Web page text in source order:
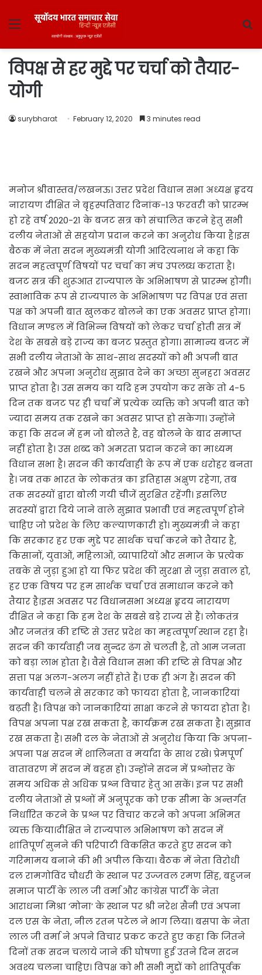
Menu
विपक्ष से हर मुद्दे पर चर्चा को तैयार-
योगी
surybharat February 12, 2020 3 minutes read
मनोज श्रीवास्तव/लखनऊ। उत्तर प्रदेश विधान सभा अध्यक्ष हृदय
नारायण दीक्षित ने बृहस्पतिवार दिनांक-13 फरवरी को प्रारम्भ
हो रहे वर्ष 2020-21 के बजट सत्र को संचालित करने हेतु सभी
दलीय नेताओं से सहयोग प्रदान करने का अनुरोध किया है।इस
बैठक में नेता सदन मुख्यमंत्री योगी आदित्यनाथ ने कहा कि
सदन महत्वपूर्ण विषयों पर चर्चा का मंच उपलब्ध कराता है।
बजट सत्र की शुरूआत राज्यपाल के अभिभाषण से प्रारम्भ होगी।
स्वाभाविक रूप से राज्यपाल के अभिभाषण पर विपक्ष एवं सत्ता
पक्ष को अपनी बात खुलकर बोलने का एक अवसर प्राप्त होगा।
विधान मण्डल में विभिन्न विषयों को लेकर चर्चा होती सत्र में
देश के सबसे बड़े राज्य का बजट प्रस्तुत होगा। सामान्य बजट में
सभी दलीय नेताओं के साथ-साथ सदस्यों को भी अपनी बात
रखने और अपना अनुरोध सुझाव देने का अच्छा सुनहरा अवसर
प्राप्त होता है। उस समय का यदि हम उपयोग कर सके तो 4-5
दिन तक बजट पर ही चर्चा में प्रत्येक व्यक्ति को अपनी बात को
ज्यादा समय तक रखने का अवसर प्राप्त हो सकेगा। उन्होंने
कहा कि सदन में हम जो बोलते है, वह बोलने के बाद समाप्त
नहीं होता है। उस शब्द को अमरता प्रदान करने का माध्यम
विधान सभा है। सदन की कार्यवाही के रूप में एक धरोहर बनता
है। जब तक भारत के लोकतंत्र का इतिहास अक्षुण रहेगा, तब
तक सदस्यों द्वारा बोली गयी चीजें सुरक्षित रहेंगी। इसलिए
सदस्यों द्वारा दिये जाने वाले सुझाव प्रभावी एवं महत्वपूर्ण होने
चाहिए जो प्रदेश के लिए कल्याणकारी हो। मुख्यमंत्री ने कहा
कि सरकार हर एक मुद्दे पर सार्थक चर्चा करने को तैयार है,
किसानों, युवाओं, महिलाओं, व्यापारियों और समाज के प्रत्येक
तबके से जुड़ा हुआ हो या फिर प्रदेश की सुरक्षा से जुड़ा सवाल हो,
हर एक विषय पर हम सार्थक चर्चा एवं समाधान करने कोे
तैयार है।इस अवसर पर विधानसभा अध्यक्ष हृदय नारायण
दीक्षित ने कहा कि हम देश के सबसे बड़े राज्य से हैं। लोकतंत्र
और जनतंत्र की दृष्टि से उत्तर प्रदेश का महत्वपूर्ण स्थान रहा है।
सदन की कार्यवाही जब सुन्दर ढंग से चलती है, तो आम जनता
को बड़ा लाभ होता है। वैसे विधान सभा की दृष्टि से विपक्ष और
सत्ता पक्ष अलग-अलग नहीं होते हैं। एक ही अंग हैं। सदन की
कार्यवाही चलने से सरकार को फायदा होता है, जानकारियां
बढ़ती है। विपक्ष को जानकारियां साक्षा करने से फायदा होता है।
विपक्ष अपना पक्ष रख सकता है, कार्यक्रम रख सकता है। सुझाव
रख सकता है। सभी दल के नेताओं से अनुरोध किया कि अपना-
अपना पक्ष सदन में शालिनता व मर्यादा के साथ रखे। प्रेमपूर्ण
वातावरण में सदन में बहस हो। उन्होंने सदन में प्रश्नोत्तर के
समय अधिक से अधिक प्रश्न विचार हेतु आ सकें। इन पर सभी
दलीय नेताओं से प्रश्नों में अनुपूरक को एक सीमा के अन्तर्गत
निर्धारित करने के प्रश्न पर विचार करने को अपना अभिमत
व्यक्त किया।दीक्षित ने राज्यपाल अभिभाषण को सदन में
शांतिपूर्ण सुनने की परिपाटी विकसित करते हुए सदन को
गरिमामय बनाने की भी अपील किया। बैठक में नेता विरोधी
दल रामगोविंद चौधरी के स्थान पर उज्जवल रमण सिंह, बहुजन
समाज पार्टी के लाल जी वर्मा और कांग्रेस पार्टी के नेता
आराधना मिश्रा ‘मोना’ के स्थान पर श्री नरेश सैनी एवं अपना
दल एस के नेता, नील रतन पटेल ने भाग लिया। बसपा के नेता
लाल जी वर्मा ने अपने विचार प्रकट करते हुए कहा कि जितने
दिनों तक सदन चलाये जाने की घोषणा हुई उतने दिन सदन
अवश्य चलना चाहिए। विपक्ष को भी सभी मुद्दों को शांतिपूर्वक